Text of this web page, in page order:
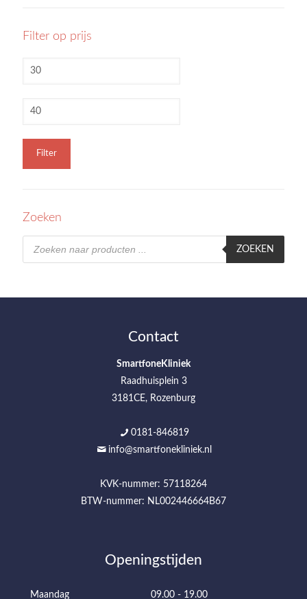
Filter op prijs
Filter
Zoeken
Producten
zoeken
ZOEKEN
Contact
SmartfoneKliniek
Raadhuisplein 3
3181CE, Rozenburg
0181-846819
info@smartfonekliniek.nl
KVK-nummer: 57118264
BTW-nummer: NL002446664B67
Openingstijden
Maandag 09.00 - 19.00